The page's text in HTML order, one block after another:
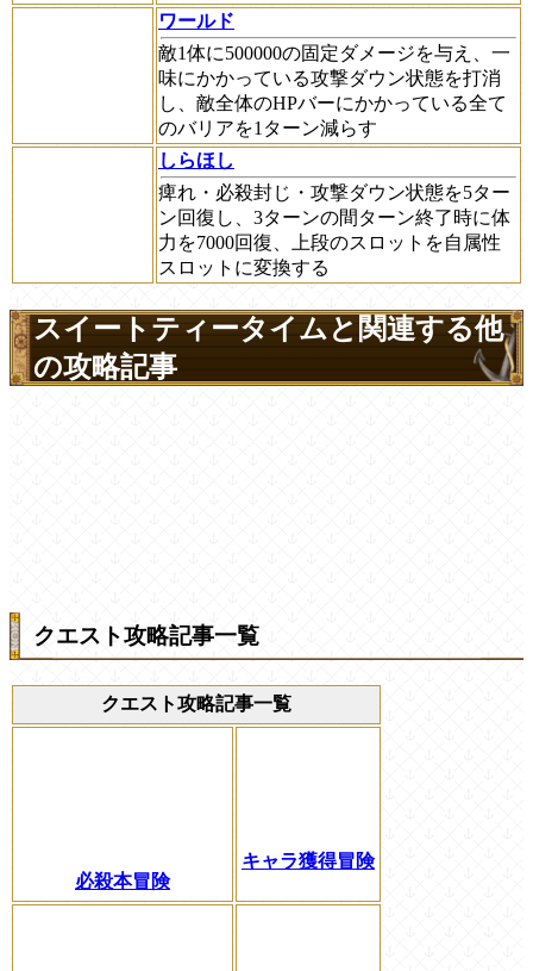
ワールド
敵1体に500000の固定ダメージを与え、一
味にかかっている攻撃ダウン状態を打消
し、敵全体のHPバーにかかっている全て
のバリアを1ターン減らす
しらほし
痺れ・必殺封じ・攻撃ダウン状態を5ター
ン回復し、3ターンの間ターン終了時に体
力を7000回復、上段のスロットを自属性
スロットに変換する
スイートティータイムと関連する他
の攻略記事
クエスト攻略記事一覧
クエスト攻略記事一覧
必殺本冒険
キャラ獲得冒険